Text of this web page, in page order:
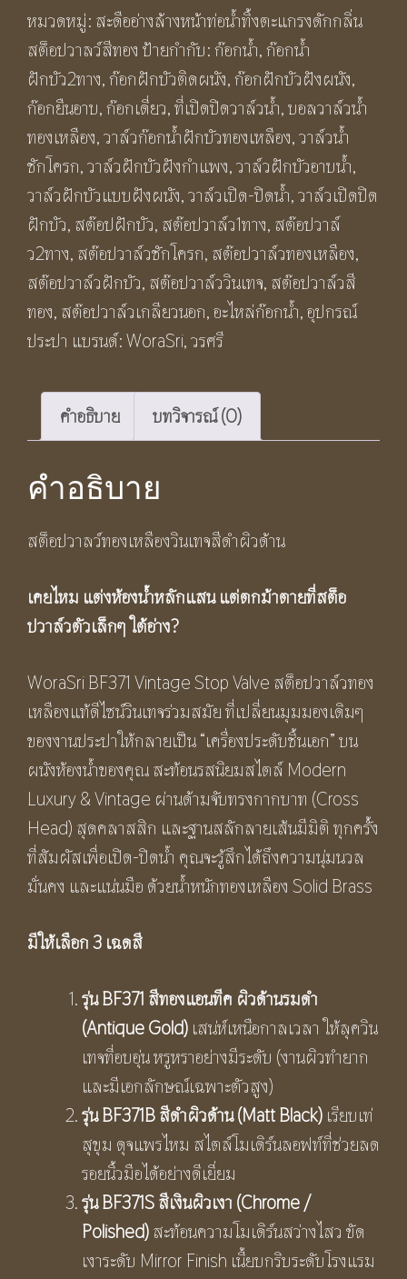
ว์
ทอง
เหลือง
วิน
เทจ
สี
ดำ
ผิว
ด้าน
เปิด
ปิด
น้ำ1ทาง
Antique
Stop
Valve
ชิ้น
หมวดหมู่: สะดืออ่างล้างหน้าท่อน้ำทิ้งตะแกรงดักกลิ่น
สต็อปวาลว์สีทอง ป้ายกำกับ:ก๊อกน้ำ,ก๊อกน้ำ
ฝักบัว2ทาง,ก๊อกฝักบัวติดผนัง,ก๊อกฝักบัวฝังผนัง,
ก๊อกยืนอาบ,ก๊อกเดี่ยว,ที่เปิดปิดวาล์วน้ำ,บอลวาล์วน้ำ
ทองเหลือง,วาล์วก๊อกน้ำฝักบัวทองเหลือง,วาล์วน้ำ
ชักโครก,วาล์วฝักบัวฝังกำแพง,วาล์วฝักบัวอาบน้ำ,
วาล์วฝักบัวแบบฝังผนัง,วาล์วเปิด-ปิดน้ำ,วาล์วเปิดปิด
ฝักบัว, สต๊อปฝักบัว, สต๊อปวาล์ว1ทาง, สต๊อปวาล์
ว2ทาง, สต๊อปวาล์วชักโครก, สต๊อปวาล์วทองเหลือง,
สต๊อปวาล์วฝักบัว, สต๊อปวาล์ววินเทจ, สต๊อปวาล์วสี
ทอง, สต๊อปวาล์วเกลียวนอก,อะไหล่ก๊อกน้ำ,อุปกรณ์
ประปา แบรนด์:WoraSri,วรศรี
คำอธิบาย บทวิจารณ์ (0)
คำอธิบาย
สต็อปวาลว์ทองเหลืองวินเทจสีดำผิวด้าน
เคยไหม แต่งห้องน้ำหลักแสน แต่ตกม้าตายที่สต็อ
ปวาล์วตัวเล็กๆ ใต้อ่าง?
WoraSri BF371 Vintage Stop Valve สต็อปวาล์วทอง
เหลืองแท้ดีไซน์วินเทจร่วมสมัย ที่เปลี่ยนมุมมองเดิมๆ
ของงานประปาให้กลายเป็น “เครื่องประดับชิ้นเอก” บน
ผนังห้องน้ำของคุณ สะท้อนรสนิยมสไตล์ Modern
Luxury & Vintage ผ่านด้ามจับทรงกากบาท (Cross
Head) สุดคลาสสิก และฐานสลักลายเส้นมีมิติ ทุกครั้ง
ที่สัมผัสเพื่อเปิด-ปิดน้ำ คุณจะรู้สึกได้ถึงความนุ่มนวล
มั่นคง และแน่นมือ ด้วยน้ำหนักทองเหลือง Solid Brass
มีให้เลือก3 เฉดสี
รุ่นBF371 สีทองแอนทีค ผิวด้านรมดำ
(Antique Gold) เสน่ห์เหนือกาลเวลา ให้ลุควิน
เทจที่อบอุ่น หรูหราอย่างมีระดับ (งานผิวทำยาก
และมีเอกลักษณ์เฉพาะตัวสูง)
รุ่นBF371B สีดำผิวด้าน (Matt Black) เรียบเท่
สุขุม ดุจแพรไหม สไตล์โมเดิร์นลอฟท์ที่ช่วยลด
รอยนิ้วมือได้อย่างดีเยี่ยม
รุ่นBF371S สีเงินผิวเงา (Chrome /
Polished)สะท้อนความโมเดิร์นสว่างไสว ขัด
เงาระดับ Mirror Finish เนี้ยบกริบระดับโรงแรม